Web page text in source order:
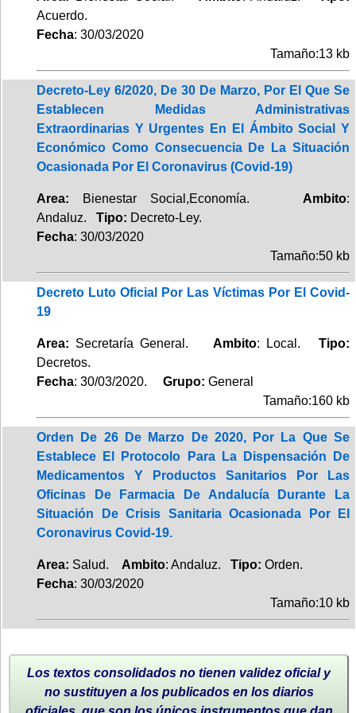
Acuerdo.
Fecha: 30/03/2020
Tamaño:13 kb
Decreto-Ley 6/2020, De 30 De Marzo, Por El Que Se
Establecen Medidas Administrativas
Extraordinarias Y Urgentes En El Ámbito Social Y
Económico Como Consecuencia De La Situación
Ocasionada Por El Coronavirus (Covid-19)
Area: Bienestar Social,Economía. Ambito:
Andaluz. Tipo: Decreto-Ley.
Fecha: 30/03/2020
Tamaño:50 kb
Decreto Luto Oficial Por Las Víctimas Por El Covid-
19
Area: Secretaría General. Ambito: Local.Tipo:
Decretos.
Fecha: 30/03/2020. Grupo: General
Tamaño:160 kb
Orden De 26 De Marzo De 2020, Por La Que Se
Establece El Protocolo Para La Dispensación De
Medicamentos Y Productos Sanitarios Por Las
Oficinas De Farmacia De Andalucía Durante La
Situación De Crisis Sanitaria Ocasionada Por El
Coronavirus Covid-19.
Area: Salud. Ambito: Andaluz. Tipo: Orden.
Fecha: 30/03/2020
Tamaño:10 kb
Los textos consolidados no tienen validez oficial y
no sustituyen a los publicados en los diarios